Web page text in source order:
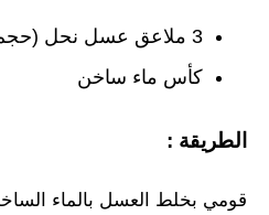
3 ملاعق عسل نحل (حجم كبير)
كأس ماء ساخن
الطريقة :
قومي بخلط العسل بالماء